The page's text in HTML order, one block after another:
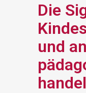
Die
und